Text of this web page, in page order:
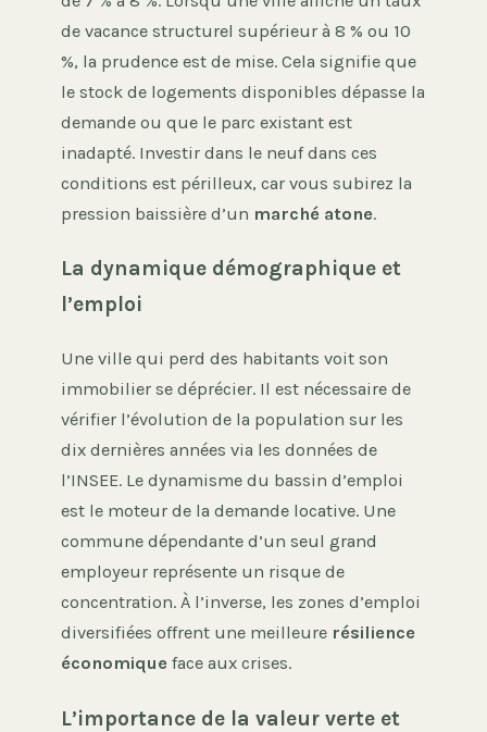
de vacance structurel supérieur à 8 % ou 10
%, la prudence est de mise. Cela signifie que
le stock de logements disponibles dépasse la
demande ou que le parc existant est
inadapté. Investir dans le neuf dans ces
conditions est périlleux, car vous subirez la
pression baissière d’un marché atone.
La dynamique démographique et
l’emploi
Une ville qui perd des habitants voit son
immobilier se déprécier. Il est nécessaire de
vérifier l’évolution de la population sur les
dix dernières années via les données de
l’INSEE. Le dynamisme du bassin d’emploi
est le moteur de la demande locative. Une
commune dépendante d’un seul grand
employeur représente un risque de
concentration. À l’inverse, les zones d’emploi
diversifiées offrent une meilleure résilience
économique face aux crises.
L’importance de la valeur verte et